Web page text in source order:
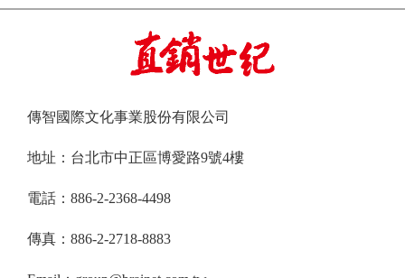
傳智國際文化事業股份有限公司
地址：台北市中正區博愛路9號4樓
電話：886-2-2368-4498
傳真：886-2-2718-8883